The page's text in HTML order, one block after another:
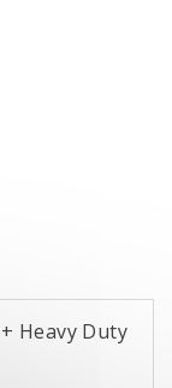
+ Heavy Duty